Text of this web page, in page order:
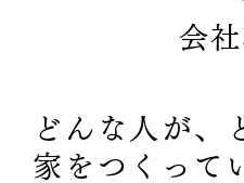
会
どんな人が、
家をつくって